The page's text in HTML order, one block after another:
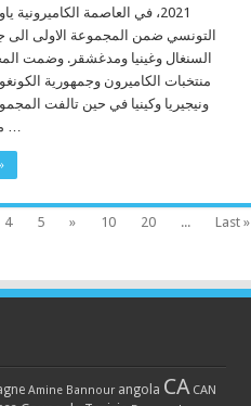
2021، في العاصمة الكاميرونية
التونسي ضمن المجموعة الاولى الى
السنغال وغينيا ومدغشقر. وضمت
منتخبات الكاميرون وجمهورية
ونيجيريا وكينيا في حين تالفت
منتخبات انغولا …
4 5 » 10 20 ... Last »
Amine Bannour angola CA CAN